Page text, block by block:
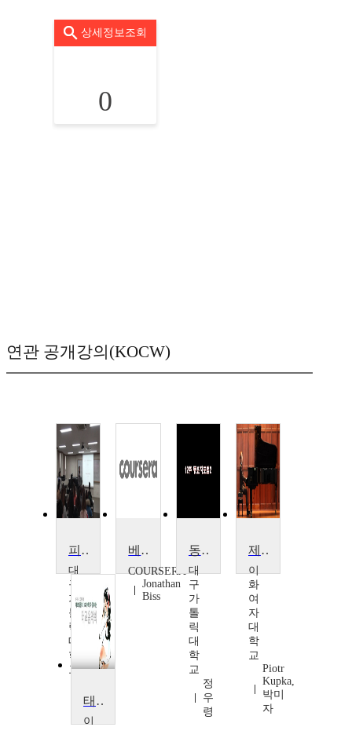
상세정보조회
0
연관 공개강의(KOCW)
피아노 문헌 2
대
구
가
톨
릭
대
학
교
민
베토벤의 피아노 소타나
COURSERA
Jonathan
Biss
동요지도사 2
대
구
가
톨
릭
대
학
교
정
우
령
제26회 Faculty Noon Concert
이
화
여
자
대
학
교
Piotr
Kupka,
박미
자
태교음악회
이